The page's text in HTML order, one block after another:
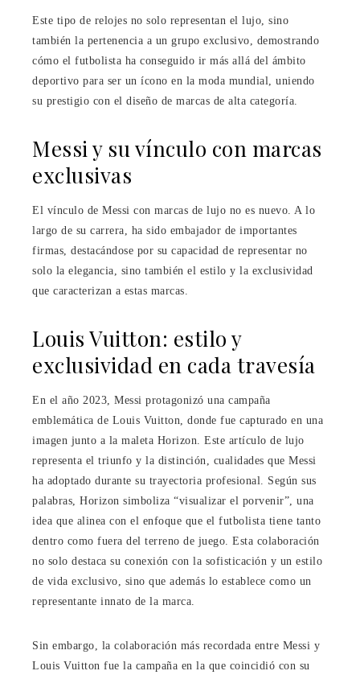
Este tipo de relojes no solo representan el lujo, sino
también la pertenencia a un grupo exclusivo, demostrando
cómo el futbolista ha conseguido ir más allá del ámbito
deportivo para ser un ícono en la moda mundial, uniendo
su prestigio con el diseño de marcas de alta categoría.
Messi y su vínculo con marcas
exclusivas
El vínculo de Messi con marcas de lujo no es nuevo. A lo
largo de su carrera, ha sido embajador de importantes
firmas, destacándose por su capacidad de representar no
solo la elegancia, sino también el estilo y la exclusividad
que caracterizan a estas marcas.
Louis Vuitton: estilo y
exclusividad en cada travesía
En el año 2023, Messi protagonizó una campaña
emblemática de Louis Vuitton, donde fue capturado en una
imagen junto a la maleta Horizon. Este artículo de lujo
representa el triunfo y la distinción, cualidades que Messi
ha adoptado durante su trayectoria profesional. Según sus
palabras, Horizon simboliza “visualizar el porvenir”, una
idea que alinea con el enfoque que el futbolista tiene tanto
dentro como fuera del terreno de juego. Esta colaboración
no solo destaca su conexión con la sofisticación y un estilo
de vida exclusivo, sino que además lo establece como un
representante innato de la marca.
Sin embargo, la colaboración más recordada entre Messi y
Louis Vuitton fue la campaña en la que coincidió con su